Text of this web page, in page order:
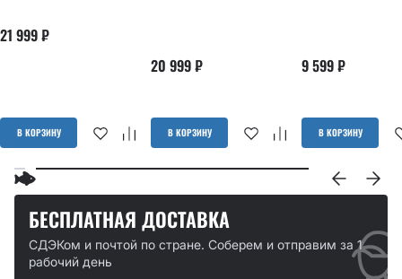
21 999₽
В КОРЗИНУ
20 999₽
В КОРЗИНУ
9 599₽
В КОРЗИНУ
БЕСПЛАТНАЯ ДОСТАВКА
СДЭКом и почтой по стране. Соберем и отправим за 1
рабочий день